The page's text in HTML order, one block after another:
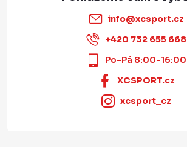
info@xcsport.cz
+420 732 655 668
Po-Pá 8:00-16:00
XCSPORT.cz
xcsport_cz